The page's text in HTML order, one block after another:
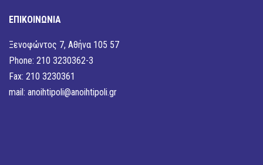
ΕΠΙΚΟΙΝΩΝΙΑ
Ξενοφώντος 7, Αθήνα 105 57
Phone: 210 3230362-3
Fax: 210 3230361
mail: anoihtipoli@anoihtipoli.gr